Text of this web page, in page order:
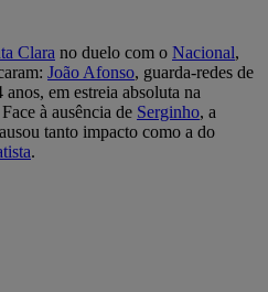
Clara no duelo com o Nacional,
João Afonso, guarda-redes de
em estreia absoluta na
à ausência de Serginho, a
tanto impacto como a do
.